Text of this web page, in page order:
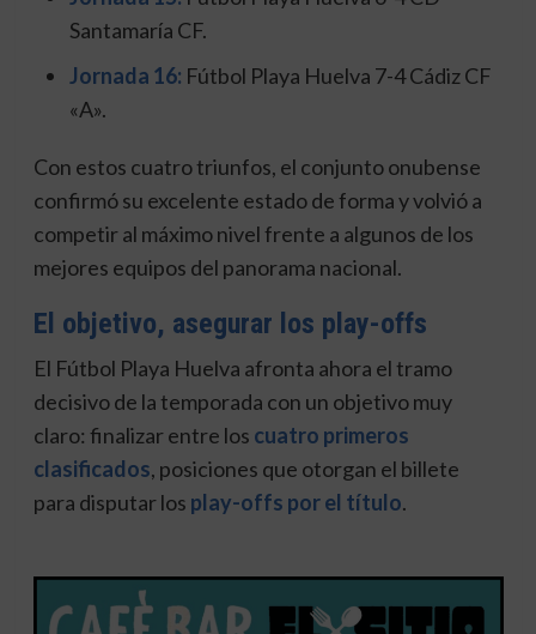
Santamaría CF.
Jornada 16: Fútbol Playa Huelva 7-4 Cádiz CF
«A».
Con estos cuatro triunfos, el conjunto onubense
confirmó su excelente estado de forma y volvió a
competir al máximo nivel frente a algunos de los
mejores equipos del panorama nacional.
El objetivo, asegurar los play-offs
El Fútbol Playa Huelva afronta ahora el tramo
decisivo de la temporada con un objetivo muy
claro: finalizar entre los cuatro primeros
clasificados, posiciones que otorgan el billete
para disputar los play-offs por el título.